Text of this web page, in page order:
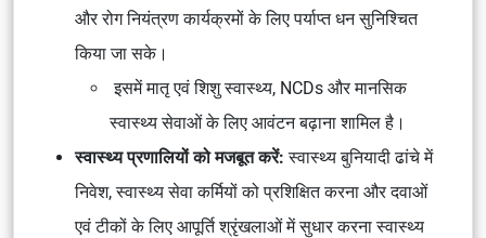
और रोग नियंत्रण कार्यक्रमों के लिए पर्याप्त धन सुनिश्चित
किया जा सके।
इसमें मातृ एवं शिशु स्वास्थ्य, NCDs और मानसिक
स्वास्थ्य सेवाओं के लिए आवंटन बढ़ाना शामिल है।
स्वास्थ्य प्रणालियों को मजबूत करें: स्वास्थ्य बुनियादी ढांचे में
निवेश, स्वास्थ्य सेवा कर्मियों को प्रशिक्षित करना और दवाओं
एवं टीकों के लिए आपूर्ति श्रृंखलाओं में सुधार करना स्वास्थ्य